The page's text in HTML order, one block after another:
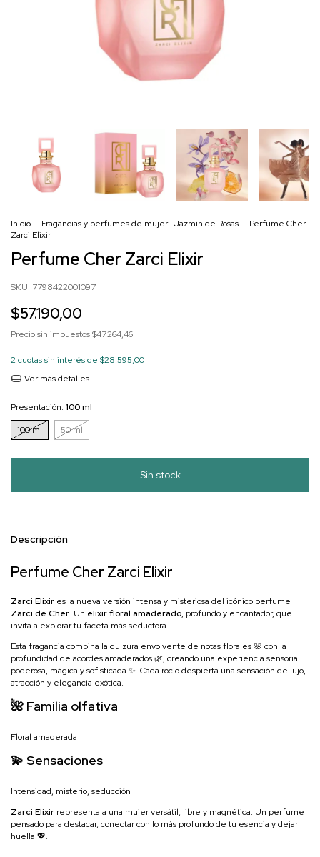
Inicio . Fragancias y perfumes de mujer | Jazmín de Rosas . Perfume Cher
Zarci Elixir
Perfume Cher Zarci Elixir
SKU: 7798422001097
$57.190,00
Precio sin impuestos$47.264,46
2 cuotas sin interés de $28.595,00
Ver más detalles
Presentación: 100 ml
100 ml
50 ml
Descripción
Perfume Cher Zarci Elixir
Zarci Elixir es la nueva versión intensa y misteriosa del icónico perfume
Zarci de Cher. Un elixir floral amaderado, profundo y encantador, que
invita a explorar tu faceta más seductora.
Esta fragancia combina la dulzura envolvente de notas florales 🌸 con la
profundidad de acordes amaderados 🌿, creando una experiencia sensorial
poderosa, mágica y sofisticada ✨. Cada rocío despierta una sensación de lujo,
atracción y elegancia exótica.
🌺 Familia olfativa
Floral amaderada
💫 Sensaciones
Intensidad, misterio, seducción
Zarci Elixir representa a una mujer versátil, libre y magnética. Un perfume
pensado para destacar, conectar con lo más profundo de tu esencia y dejar
huella 💖.